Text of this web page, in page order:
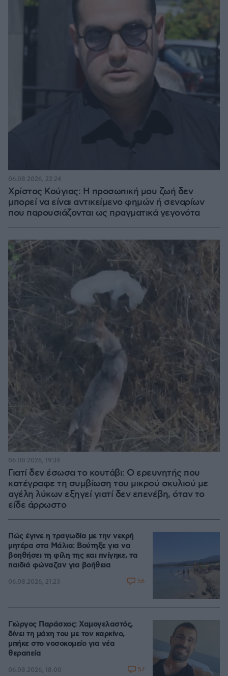
Χρίστος Κούγιας: Η προσωπική μου ζωή δεν
μπορεί να είναι αντικείμενο φημών ή σεναρίων
που παρουσιάζονται ως πραγματικά γεγονότα
06.08.2026, 22:24
Γιατί δεν έσωσα το κουτάβι: Ο ερευνητής που
κατέγραφε τη συμβίωση του μικρού σκυλιού με
αγέλη λύκων εξηγεί γιατί δεν επενέβη, όταν το
είδε άρρωστο
06.08.2026, 19:34
Πώς έγινε η τραγωδία με την νεκρή
μητέρα στα Μάλια: Βούτηξε για να
βοηθήσει τη φίλη της και πνίγηκε, τα
παιδιά φώναζαν για βοήθεια
06.08.2026, 21:23 56
Γιώργος Παράσχος: Χαμογελαστός,
δίνει τη μάχη του με τον καρκίνο,
μπήκε στο νοσοκομείο για νέα
θεραπεία
06.08.2026, 18:00 57